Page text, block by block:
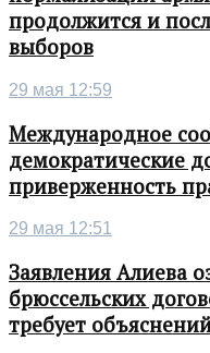
продолжится и
выборов
29 мая 12:59
Международное
демократические
приверженность
29 мая 12:51
Заявления Алиева
брюссельских
требует